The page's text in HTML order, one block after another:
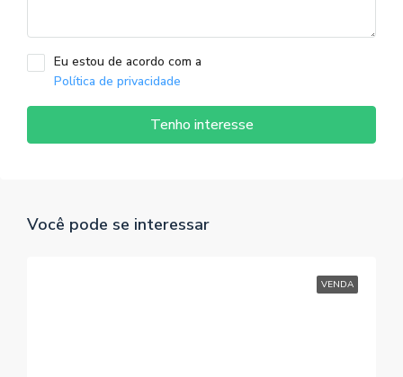
Eu estou de acordo com a
Política de privacidade
Tenho interesse
Você pode se interessar
VENDA